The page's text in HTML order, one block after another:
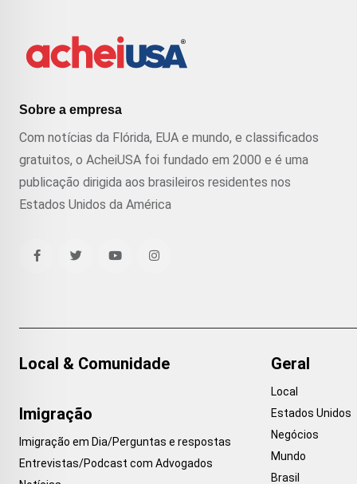
Sobre a empresa
Com notícias da Flórida, EUA e mundo, e classificados
gratuitos, o AcheiUSA foi fundado em 2000 e é uma
publicação dirigida aos brasileiros residentes nos
Estados Unidos da América
Local & Comunidade
Imigração
Imigração em Dia/Perguntas e respostas
Entrevistas/Podcast com Advogados
Geral
Local
Estados Unidos
Negócios
Mundo
Brasil